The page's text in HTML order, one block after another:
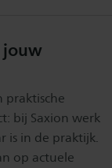
jouw
praktische
bij Saxion werk
is in de praktijk.
op actuele